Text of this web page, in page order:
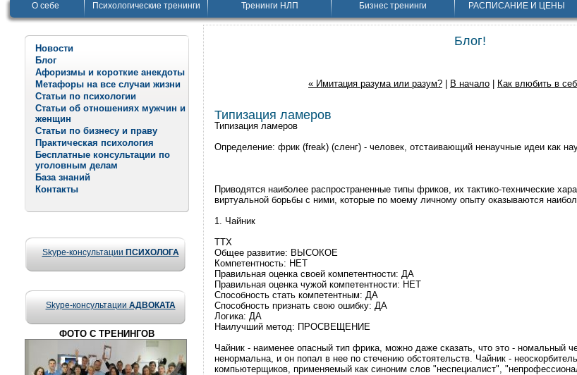
О себе Психологические тренинги Тренинги НЛП Бизнес тренинги РАСПИСАНИЕ И ЦЕНЫ
Новости
Блог
Афоризмы и короткие анекдоты
Метафоры на все случаи жизни
Статьи по психологии
Статьи об отношениях мужчин и
женщин
Статьи по бизнесу и праву
Практическая психология
Бесплатные консультации по
уголовным делам
База знаний
Контакты
Skype-консультации ПСИХОЛОГА
Skype-консультации АДВОКАТА
ФОТО С ТРЕНИНГОВ
Блог!
« Имитация разума или разум? В начало Как влюбить в
Типизация ламеров
Типизация ламеров
Определение: фрик (freak) (сленг) - человек, отстаивающий ненаучные идеи как
Приводятся наиболее распространенные типы фриков, их тактико-технические
виртуальной борьбы с ними, которые по моему личному опыту оказываются
1. Чайник
ТТХ
Общее развитие: ВЫСОКОЕ
Компетентность: НЕТ
Правильная оценка своей компетентности: ДА
Правильная оценка чужой компетентности: НЕТ
Способность стать компетентным: ДА
Способность признать свою ошибку: ДА
Логика: ДА
Наилучший метод: ПРОСВЕЩЕНИЕ
Чайник - наименее опасный тип фрика, можно даже сказать, что это - номальный
ненормальна, и он попал в нее по стечению обстоятельств. Чайник -
компьютерщиков, применяемый как синоним слов "неспециалист",